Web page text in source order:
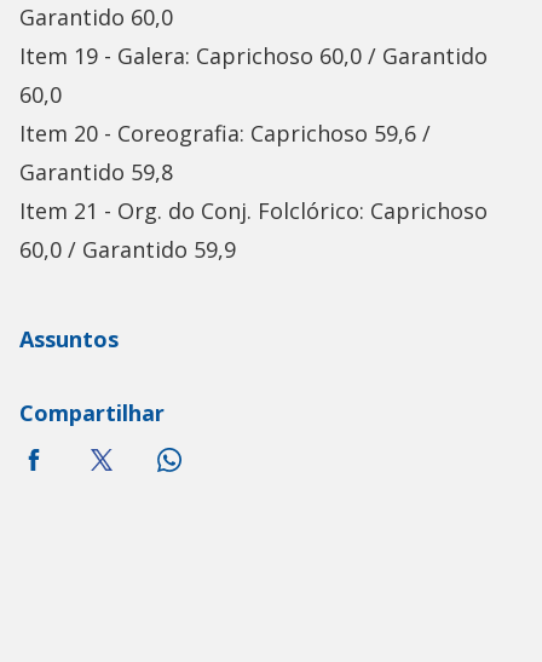
Garantido 60,0
Item 19 - Galera: Caprichoso 60,0 / Garantido
60,0
Item 20 - Coreografia: Caprichoso 59,6 /
Garantido 59,8
Item 21 - Org. do Conj. Folclórico: Caprichoso
60,0 / Garantido 59,9
Assuntos
Compartilhar